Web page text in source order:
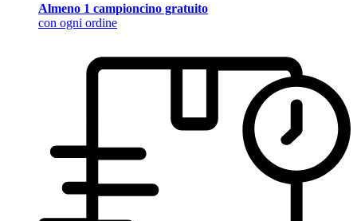
Almeno 1 campioncino gratuito
con ogni ordine